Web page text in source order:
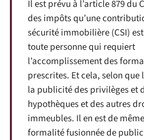
Il est prévu à l’article 879 du
des impôts qu’une
sécurité immobilière (CSI)
toute personne qui requiert
l’accomplissement des
prescrites. Et cela, selon
la publicité des privilèges et
hypothèques et des autres
immeubles. Il en est de
formalité fusionnée de